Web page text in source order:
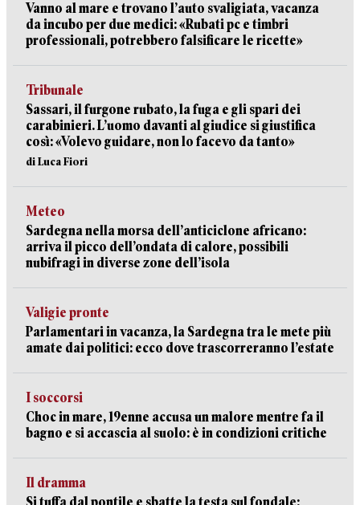
Vanno al mare e trovano l’auto svaligiata, vacanza
da incubo per due medici: «Rubati pc e timbri
professionali, potrebbero falsificare le ricette»
Tribunale
Sassari, il furgone rubato, la fuga e gli spari dei
carabinieri. L’uomo davanti al giudice si giustifica
così: «Volevo guidare, non lo facevo da tanto»
di Luca Fiori
Meteo
Sardegna nella morsa dell’anticiclone africano:
arriva il picco dell’ondata di calore, possibili
nubifragi in diverse zone dell’isola
Valigie pronte
Parlamentari in vacanza, la Sardegna tra le mete più
amate dai politici: ecco dove trascorreranno l’estate
I soccorsi
Choc in mare, 19enne accusa un malore mentre fa il
bagno e si accascia al suolo: è in condizioni critiche
Il dramma